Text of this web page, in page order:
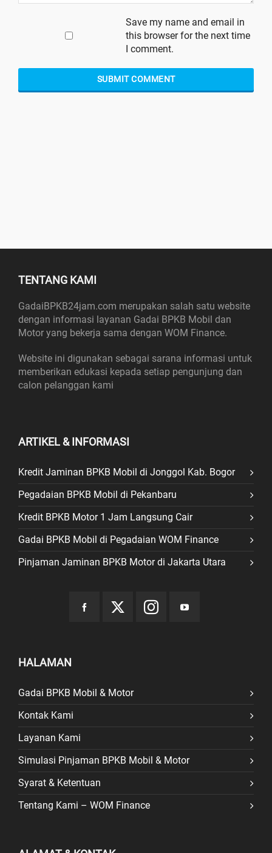
Save my name and email in
this browser for the next time
I comment.
TENTANG KAMI
GadaiBPKB24jam.com merupakan salah satu website
dengan informasi layanan Gadai BPKB Mobil dan
Motor yang bekerja sama dengan WOM Finance.
Website ini digunakan sebagai sarana informasi untuk
memberikan edukasi kepada setiap pengunjung dan
calon pelanggan kami
ARTIKEL & INFORMASI
Kredit Jaminan BPKB Mobil di Jonggol Kab. Bogor
Pegadaian BPKB Mobil di Pekanbaru
Kredit BPKB Motor 1 Jam Langsung Cair
Gadai BPKB Mobil di Pegadaian WOM Finance
Pinjaman Jaminan BPKB Motor di Jakarta Utara
HALAMAN
Gadai BPKB Mobil & Motor
Kontak Kami
Layanan Kami
Simulasi Pinjaman BPKB Mobil & Motor
Syarat & Ketentuan
Tentang Kami – WOM Finance